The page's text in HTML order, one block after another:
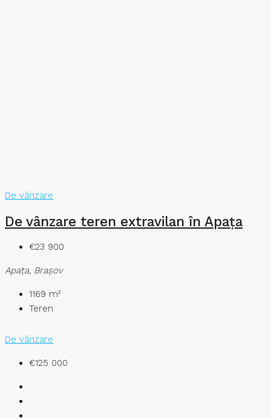
De vânzare
De vânzare teren extravilan în Apața
€23 900
Apaţa, Brașov
1169 m²
Teren
De vânzare
€125 000